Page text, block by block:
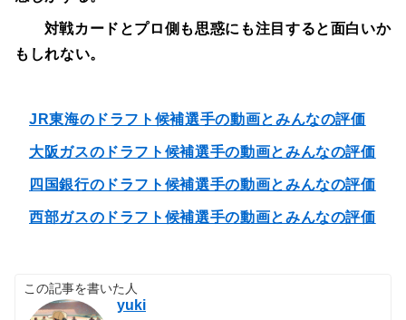
対戦カードとプロ側も思惑にも注目すると面白いか
もしれない。
JR東海のドラフト候補選手の動画とみんなの評価
大阪ガスのドラフト候補選手の動画とみんなの評価
四国銀行のドラフト候補選手の動画とみんなの評価
西部ガスのドラフト候補選手の動画とみんなの評価
この記事を書いた人
yuki